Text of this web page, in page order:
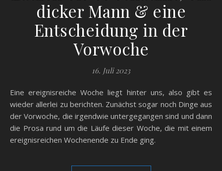
dicker Mann & eine
Entscheidung in der
Vorwoche
16. Juli 2023
Eine ereignisreiche Woche liegt hinter uns, also gibt es
wieder allerlei zu berichten. Zunächst sogar noch Dinge aus
der Vorwoche, die irgendwie untergegangen sind und dann
die Prosa rund um die Läufe dieser Woche, die mit einem
ereignisreichen Wochenende zu Ende ging.